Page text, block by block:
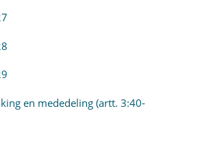
en mededeling (artt. 3:40-